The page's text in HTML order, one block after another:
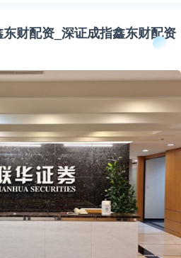
财配资_深证成指鑫东财配资